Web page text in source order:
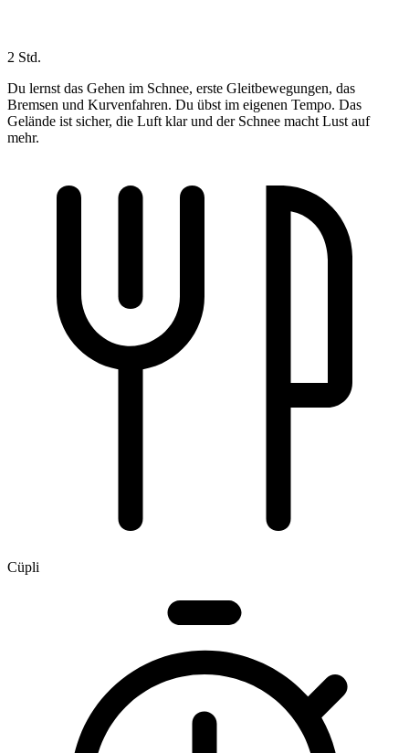
2 Std.
Du lernst das Gehen im Schnee, erste Gleitbewegungen, das
Bremsen und Kurvenfahren. Du übst im eigenen Tempo. Das
Gelände ist sicher, die Luft klar und der Schnee macht Lust auf
mehr.
Cüpli